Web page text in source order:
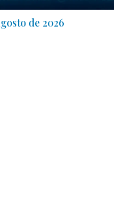
de 2026